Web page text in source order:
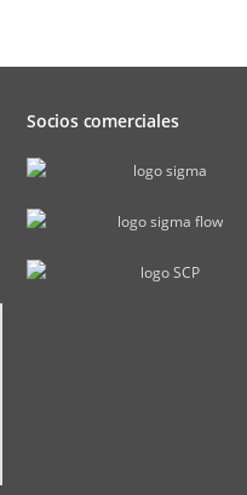
Socios comerciales